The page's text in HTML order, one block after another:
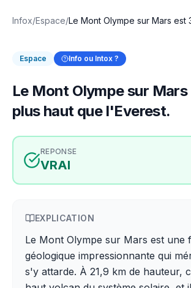
Infox/Espace/Le Mont Olympe sur Mars est
Espace Info ou Intox ?
Le Mont Olympe sur
plus haut que l'Everest.
REPONSE
VRAI
EXPLICATION
Le Mont Olympe sur Mars est une
géologique impressionnante qui
s'y attarde. À 21,9 km de hauteur,